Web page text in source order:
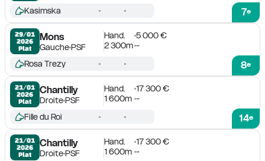
7e
Kasimska
29/01
2026
Plat
Mons
GauchePSF
Hand.
5 000 €
2 300m -
8e
Rosa Trezy
21/01
2026
Plat
Chantilly
DroitePSF
Hand.
17 300 €
1 600m -
14e
Fille du Roi
21/01
2026
Plat
Chantilly
DroitePSF
Hand.
17 300 €
1 600m -